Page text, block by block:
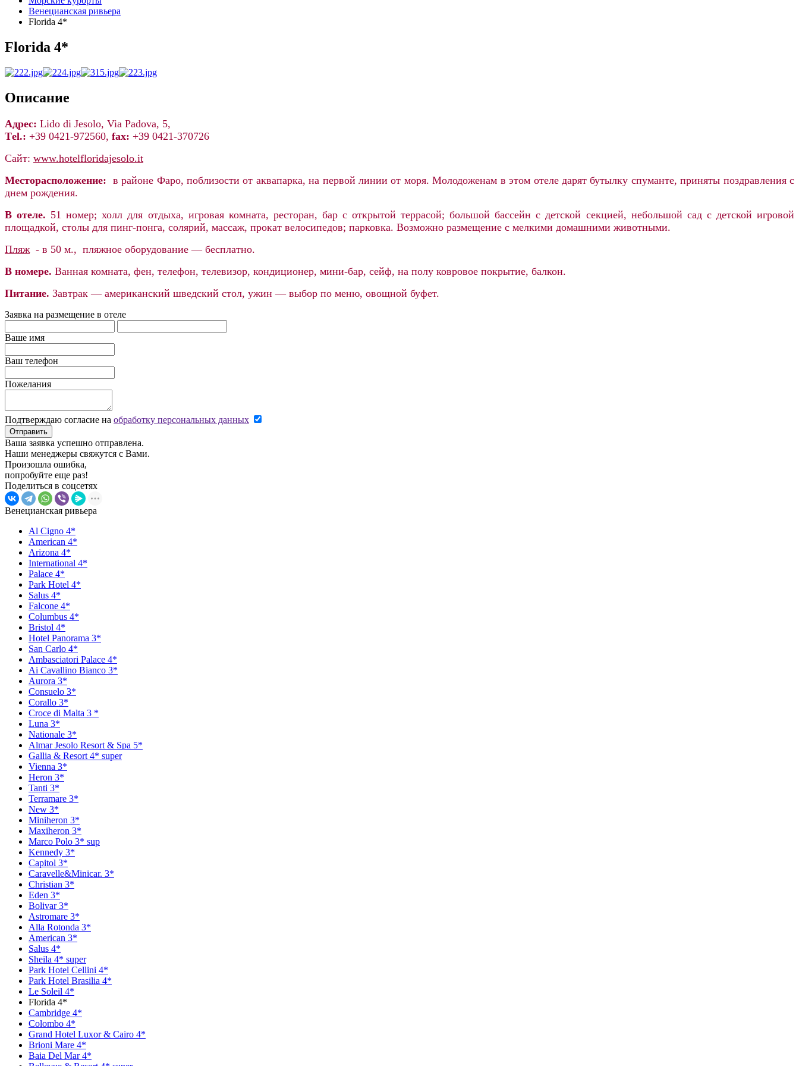
Венецианская ривьера
Florida 4*
Florida 4*
Описание
Адрес: Lido di Jesolo, Via Padova, 5,
Тel.: +39 0421-972560, fax: +39 0421-370726
Сайт: www.hotelfloridajesolo.it
Месторасположение: в районе Фаро, поблизости от аквапарка, на первой линии от моря. Молодоженам в этом отеле дарят бутылку спуманте, приняты поздравления с
днем рождения.
В отеле. 51 номер; холл для отдыха, игровая комната, ресторан, бар с открытой террасой; большой бассейн с детской секцией, небольшой сад с детской игровой
площадкой, столы для пинг-понга, солярий, массаж, прокат велосипедов; парковка. Возможно размещение с мелкими домашними животными.
Пляж - в 50 м., пляжное оборудование — бесплатно.
В номере. Ванная комната, фен, телефон, телевизор, кондиционер, мини-бар, сейф, на полу ковровое покрытие, балкон.
Питание. Завтрак — американский шведский стол, ужин — выбор по меню, овощной буфет.
Заявка на размещение в отеле
Ваше имя
Ваш телефон
Пожелания
Подтверждаю согласие на обработку персональных данных
Отправить
Ваша заявка успешно отправлена.
Наши менеджеры свяжутся с Вами.
Произошла ошибка,
попробуйте еще раз!
Поделиться в соцсетях
Венецианская ривьера
Al Cigno 4*
American 4*
Arizona 4*
International 4*
Palace 4*
Park Hotel 4*
Salus 4*
Falcone 4*
Columbus 4*
Bristol 4*
Hotel Panorama 3*
San Carlo 4*
Ambasciatori Palace 4*
Ai Cavallino Bianco 3*
Aurora 3*
Consuelo 3*
Corallo 3*
Croce di Malta 3 *
Luna 3*
Nationale 3*
Almar Jesolo Resort & Spa 5*
Gallia & Resort 4* super
Vienna 3*
Heron 3*
Tanti 3*
Terramare 3*
New 3*
Miniheron 3*
Maxiheron 3*
Marco Polo 3* sup
Kennedy 3*
Capitol 3*
Caravelle&Minicar. 3*
Christian 3*
Eden 3*
Bolivar 3*
Astromare 3*
Alla Rotonda 3*
American 3*
Salus 4*
Sheila 4* super
Park Hotel Cellini 4*
Park Hotel Brasilia 4*
Le Soleil 4*
Florida 4*
Cambridge 4*
Colombo 4*
Grand Hotel Luxor & Cairo 4*
Brioni Mare 4*
Baia Del Mar 4*